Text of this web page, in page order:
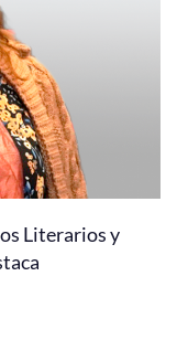
Literarios y